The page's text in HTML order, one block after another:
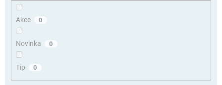
Akce 0
Novinka 0
Tip 0